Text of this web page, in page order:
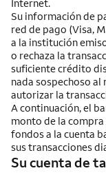
Internet.
Su información de
red de pago (Visa,
a la institución
o rechaza la
suficiente crédito
nada sospechoso
autorizar la
A continuación, el
monto de la compra
fondos a la cuenta
sus transacciones
Su cuenta de